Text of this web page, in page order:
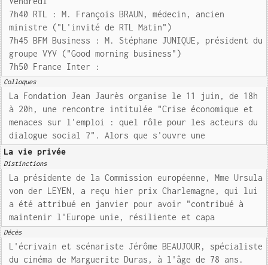
7h40 RTL : M. François BRAUN, médecin, ancien
ministre ("L'invité de RTL Matin")
7h45 BFM Business : M. Stéphane JUNIQUE, président du
groupe VYV ("Good morning business")
7h50 France Inter :
Colloques
La Fondation Jean Jaurès organise le 11 juin, de 18h
à 20h, une rencontre intitulée "Crise économique et
menaces sur l'emploi : quel rôle pour les acteurs du
dialogue social ?". Alors que s'ouvre une
La vie privée
Distinctions
La présidente de la Commission européenne, Mme Ursula
von der LEYEN, a reçu hier prix Charlemagne, qui lui
a été attribué en janvier pour avoir "contribué à
maintenir l'Europe unie, résiliente et capa
Décès
L'écrivain et scénariste Jérôme BEAUJOUR, spécialiste
du cinéma de Marguerite Duras, à l'âge de 78 ans.